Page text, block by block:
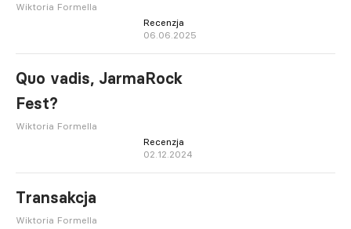
Wiktoria Formella
Recenzja
06.06.2025
Quo vadis, JarmaRock
Fest?
Wiktoria Formella
Recenzja
02.12.2024
Transakcja
Wiktoria Formella